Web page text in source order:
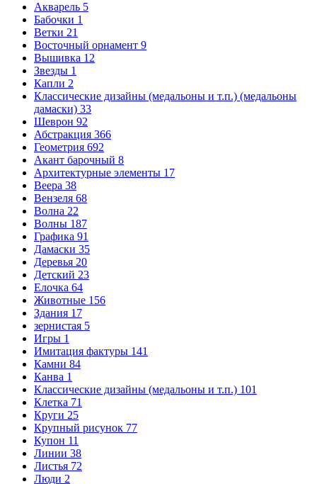
Акварель 5
Бабочки 1
Ветки 21
Восточный орнамент 9
Вышивка 12
Звезды 1
Капли 2
Классические дизайны (медальоны и т.п.) (медальоны
дамаски) 33
Шеврон 92
Абстракция 366
Геометрия 692
Акант барочный 8
Архитектурные элементы 17
Веера 38
Вензеля 68
Волна 22
Волны 187
Графика 91
Дамаски 35
Деревья 20
Детский 23
Елочка 64
Животные 156
Здания 17
зернистая 5
Игры 1
Имитация фактуры 141
Камни 84
Канва 1
Классические дизайны (медальоны и т.п.) 101
Клетка 71
Круги 25
Крупный рисунок 77
Купон 11
Линии 38
Листья 72
Люди 2